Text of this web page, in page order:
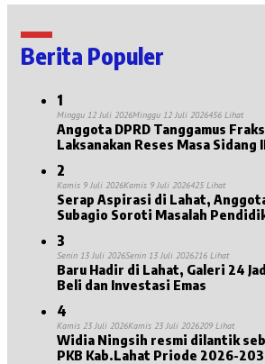
Berita Populer
1
Minggu 12 Juli 2026Minggu 12 Juli 2026456 Lihat
Anggota DPRD Tanggamus Fraksi PKB Nuzul Irsan
Laksanakan Reses Masa
2
Kamis 9 Juli 2026Kamis 9 Juli 2026425 Lihat
Serap Aspirasi di Lahat,
Subagio Soroti Masalah
3
Senin 13 Juli 2026Senin 13 Juli 2026216 Lihat
Baru Hadir di Lahat, Galeri 24
Beli dan Investasi Emas
4
Kamis 23 Juli 2026Kamis 23 Juli 2026209 Lihat
Widia Ningsih resmi dilantik
PKB Kab.Lahat Priode 2026-